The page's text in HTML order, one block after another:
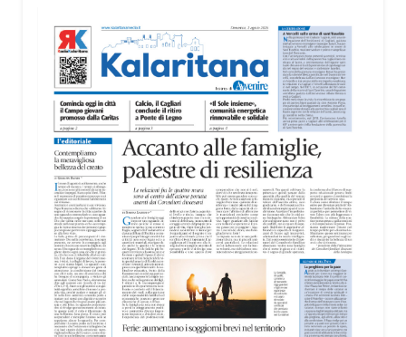
con disabilità nelle attività dell’OAMI al supporto nei
centri di accoglienza per migranti, dove
contribuiscono anche alla cura degli spazi comuni.
«Prendersi cura degli ambienti significa favorire
accoglienza e dignità», racconta Alessandro
Adimari.
Tra i partecipanti anche i seminaristi, impegnati
accanto agli anziani della casa di riposo Cristo Re.
«Un’esperienza di crescita umana e spirituale che
rafforza la vocazione al servizio», sottolinea
Cristiano Pani.
Il programma dedica spazio anche ai temi della
pace e della cooperazione nel Mediterraneo. Oggi